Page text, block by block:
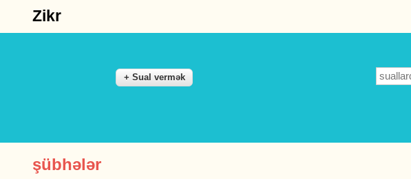
Zikr
Axtarış
şübhələr